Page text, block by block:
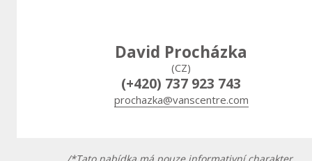
David Procházka
(CZ)
(+420) 737 923 743
prochazka@vanscentre.com
/*Tato nabídka má pouze informativní charakter.